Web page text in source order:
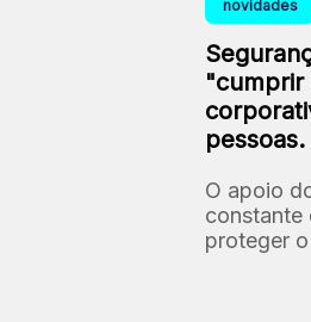
novidades
"cumprir
pessoas.
O apoio
constante
proteger